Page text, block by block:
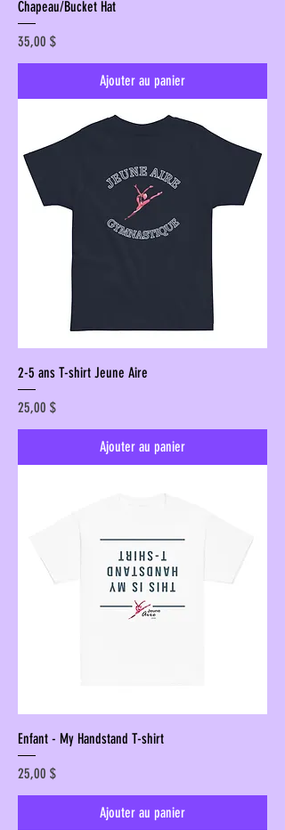
Chapeau/Bucket Hat
Prix
35,00 $
Ajouter au panier
2-5 ans T-shirt Jeune Aire
Prix
25,00 $
Ajouter au panier
Enfant - My Handstand T-shirt
Prix
25,00 $
Ajouter au panier